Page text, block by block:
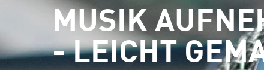
MUSIK
- LEICHT